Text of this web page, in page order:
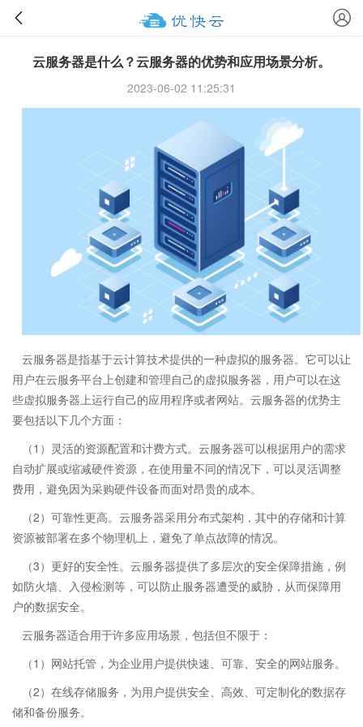
云服务器是什么？云服务器的优势和应用场景分析。
2023-06-02 11:25:31
云服务器是指基于云计算技术提供的一种虚拟的服务器。它可以让
用户在云服务平台上创建和管理自己的虚拟服务器，用户可以在这
些虚拟服务器上运行自己的应用程序或者网站。云服务器的优势主
要包括以下几个方面：
（1）灵活的资源配置和计费方式。云服务器可以根据用户的需求
自动扩展或缩减硬件资源，在使用量不同的情况下，可以灵活调整
费用，避免因为采购硬件设备而面对昂贵的成本。
（2）可靠性更高。 云服务器采用分布式架构，其中的存储和计算
资源被部署在多个物理机上，避免了单点故障的情况。
（3）更好的安全性。云服务器提供了多层次的安全保障措施，例
如防火墙、入侵检测等，可以防止服务器遭受的威胁，从而保障用
户的数据安全。
云服务器适合用于许多应用场景，包括但不限于：
（1）网站托管，为企业用户提供快速、可靠、安全的网站服务。
（2）在线存储服务，为用户提供安全、高效、可定制化的数据存
储和备份服务。